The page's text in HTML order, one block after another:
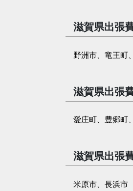
滋賀県出張
野洲市、竜王町
滋賀県出張
愛庄町、豊郷町
滋賀県出張
米原市、長浜市